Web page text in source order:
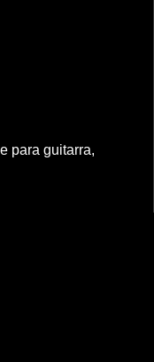
para guitarra,